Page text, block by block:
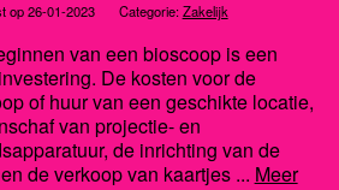
op 26-01-2023 Categorie:Zakelijk
van een bioscoop is een
De kosten voor de
of huur van een geschikte locatie,
van projectie- en
de inrichting van de
de verkoop van kaartjes ... Meer